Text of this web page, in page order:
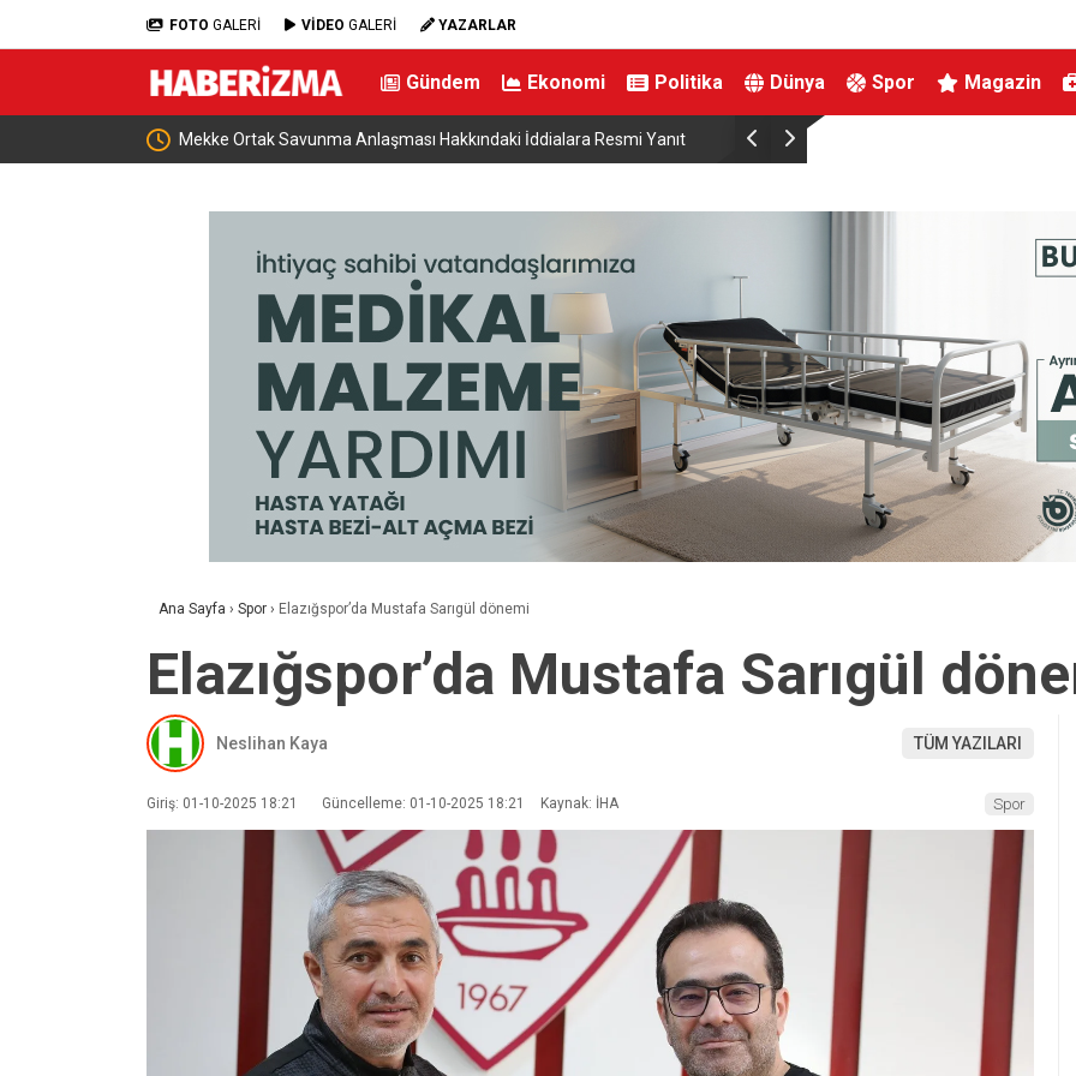
FOTO GALERİ VİDEO GALERİ YAZARLAR
Gündem Ekonomi Politika Dünya Spor Magazin
Resmi Yanıt Bakan Şimşek, Gercüş’te toplu açılış törenine katıldı Tekirdağ’da Mahsun Kırmızıgül rüzgarı
Ana Sayfa › Spor › Elazığspor’da Mustafa Sarıgül dönemi
Elazığspor’da Mustafa Sarıgül
Neslihan Kaya TÜM YAZILARI
Giriş: 01-10-2025 18:21 Güncelleme: 01-10-2025 18:21 Kaynak: İHA Spor